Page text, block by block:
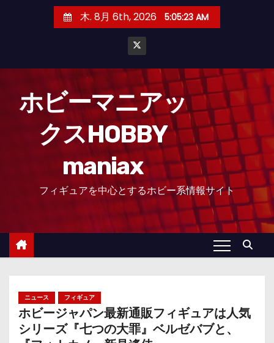
木. 8月 6th, 2026 5:05:25 AM
ホビーマニアッ
クスHOBBY
maniax
フィギュアを中心とするホビー系情報サイト
ニュース フィギュア
ホビージャパン最新通販フィギュアは人気
シリーズ『七つの大罪』ベルゼバブと、